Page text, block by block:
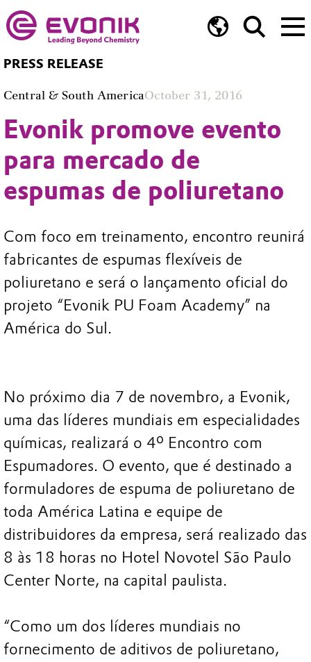
PRESS RELEASE
Central & South AmericaOctober 31, 2016
Evonik promove evento
para mercado de
espumas de poliuretano
Com foco em treinamento, encontro reunirá
fabricantes de espumas flexíveis de
poliuretano e será o lançamento oficial do
projeto “Evonik PU Foam Academy” na
América do Sul.
No próximo dia 7 de novembro, a Evonik,
uma das líderes mundiais em especialidades
químicas, realizará o 4º Encontro com
Espumadores. O evento, que é destinado a
formuladores de espuma de poliuretano de
toda América Latina e equipe de
distribuidores da empresa, será realizado das
8 às 18 horas no Hotel Novotel São Paulo
Center Norte, na capital paulista.
“Como um dos líderes mundiais no
fornecimento de aditivos de poliuretano,